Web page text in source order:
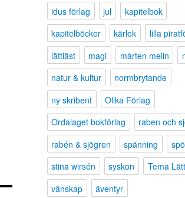
idus förlag
jul
kapitelbok
kapitelböcker
kärlek
lilla
lättläst
magi mårten melin
natur & kultur
normbrytande
ny skribent
Olika Förlag
Ordalaget bokförlag
raben och
rabén & sjögren
spänning
stina wirsén
syskon
Tema
vänskap
äventyr